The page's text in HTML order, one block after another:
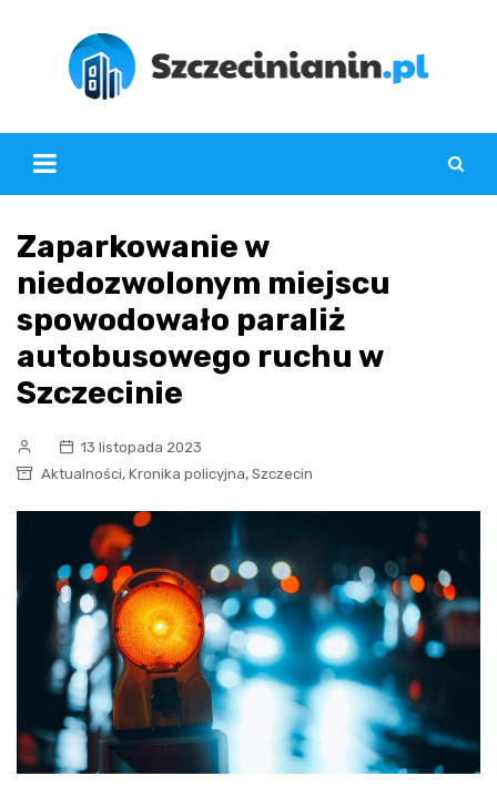
Zaparkowanie w
niedozwolonym miejscu
spowodowało paraliż
autobusowego ruchu w
Szczecinie
13 listopada 2023
Aktualności, Kronika policyjna, Szczecin